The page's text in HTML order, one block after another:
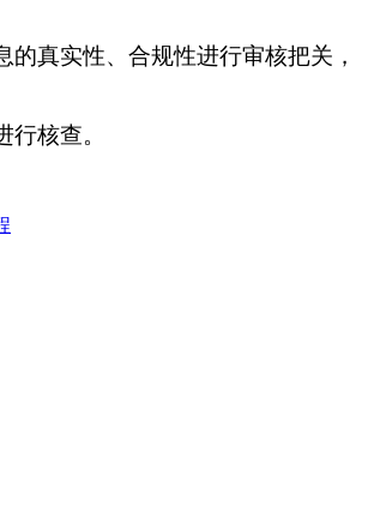
真实性、合规性进行审核把关，
核查。